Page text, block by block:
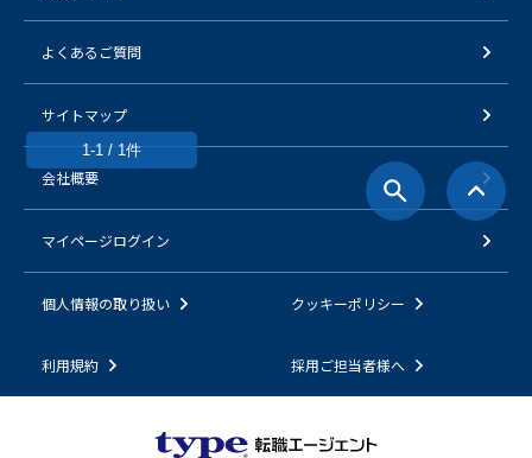
1-1 / 1件
よくあるご質問
サイトマップ
会社概要
マイページログイン
個人情報の取り扱い クッキーポリシー
利用規約 採用ご担当者様へ